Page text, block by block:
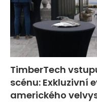
TimberTech
scénu: Exkluzivní
amerického